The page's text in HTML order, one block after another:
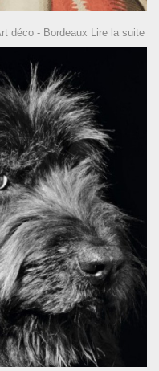
déco - Bordeaux Lire la suite